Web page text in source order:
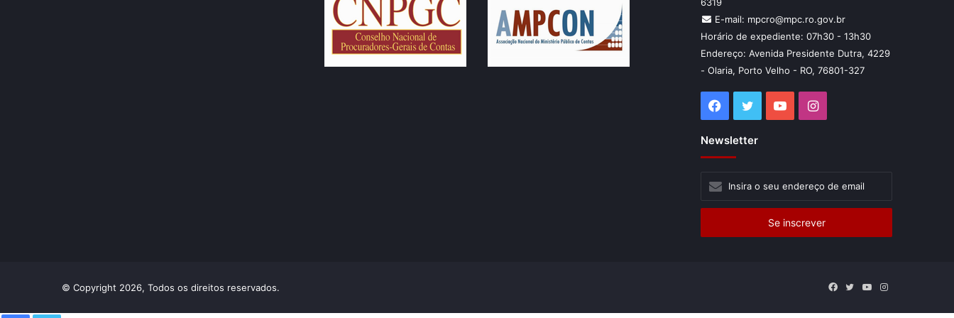
6319
E-mail: mpcro@mpc.ro.gov.br
Horário de expediente: 07h30 - 13h30
Endereço: Avenida Presidente Dutra, 4229
- Olaria, Porto Velho - RO, 76801-327
Facebook
TwitterYouTubeInstagram
Newsletter
seu
de
© Copyright 2026, Todos os direitos reservados. Facebook
TwitterYouTubeInstagram